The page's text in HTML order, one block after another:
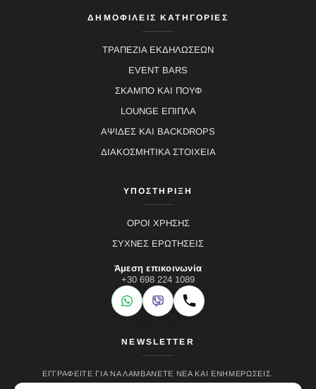
ΔΗΜΟΦΙΛΕΙΣ ΚΑΤΗΓΟΡΙΕΣ
ΤΡΑΠΕΖΙΑ ΕΚΔΗΛΩΣΕΩΝ
EVENT BARS
ΣΚΑΜΠΟ ΚΑΙ ΠΟΥΦ
LOUNGE ΕΠΙΠΛΑ
ΑΨΙΔΕΣ ΚΑΙ BACKDROPS
ΔΙΑΚΟΣΜΗΤΙΚΑ ΣΤΟΙΧΕΙΑ
ΥΠΟΣΤΗΡΙΞΗ
ΟΡΟΙ ΧΡΗΣΗΣ
ΣΥΧΝΕΣ ΕΡΩΤΗΣΕΙΣ
Άμεση επικοινωνία
+30 698 224 1089
WhatsApp
Viber Κλήση
NEWSLETTER
ΕΓΓΡΑΦΕΊΤΕ ΓΙΑ ΝΑ ΛΑΜΒΆΝΕΤΕ ΝΈΑ ΚΑΙ ΕΝΗΜΕΡΏΣΕΙΣ.